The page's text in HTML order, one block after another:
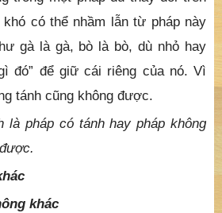
có thể nhầm lẫn từ pháp này
gà là gà, bò là bò, dù nhỏ hay
đó” để giữ cái riêng của nó. Vì
tánh cũng không được.
là pháp có tánh hay pháp không
khác